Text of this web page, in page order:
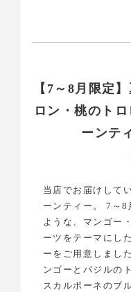
【7～8月限定
ロン・桃のト
ーンテ
当店でお届けして
ーンティー。 7～8
ような、マンゴー
ーツをテーマにし
ーをご用意しまし
ンゴーとバジルの
スカルポーネのブ